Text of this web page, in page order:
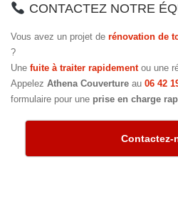
CONTACTEZ NOTRE
Vous avez un projet de rénovation de
?
Une fuite à traiter rapidement ou une
Appelez Athena Couverture au 06 42
formulaire pour une prise en charge
Contactez-